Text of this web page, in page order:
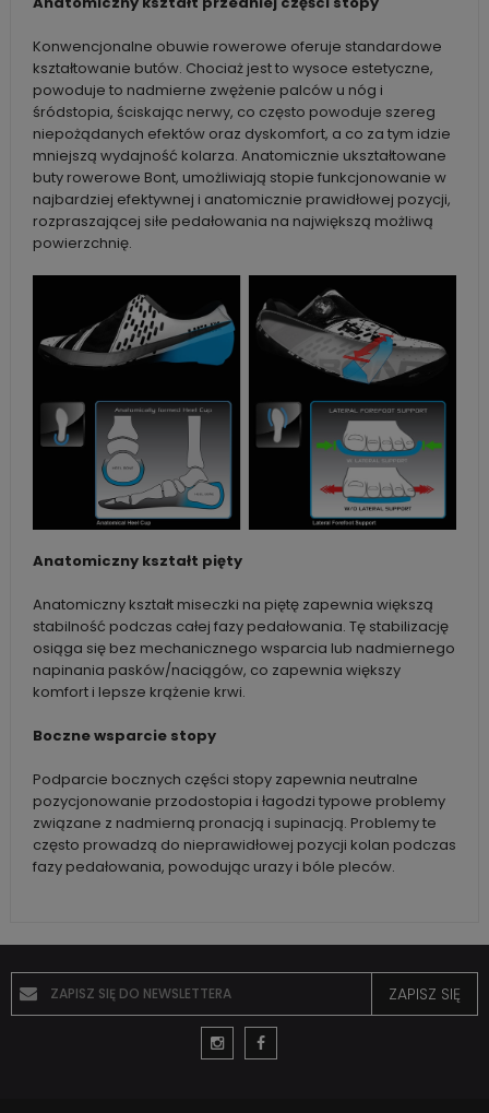
Konwencjonalne obuwie rowerowe oferuje standardowe
kształtowanie butów. Chociaż jest to wysoce estetyczne,
powoduje to nadmierne zwężenie palców u nóg i
śródstopia, ściskając nerwy, co często powoduje szereg
niepożądanych efektów oraz dyskomfort, a co za tym idzie
mniejszą wydajność kolarza. Anatomicznie ukształtowane
buty rowerowe Bont, umożliwiają stopie funkcjonowanie w
najbardziej efektywnej i anatomicznie prawidłowej pozycji,
rozpraszającej siłe pedałowania na największą możliwą
powierzchnię.
Anatomiczny kształt pięty
Anatomiczny kształt miseczki na piętę zapewnia większą
stabilność podczas całej fazy pedałowania. Tę stabilizację
osiąga się bez mechanicznego wsparcia lub nadmiernego
napinania pasków/naciągów, co zapewnia większy
komfort i lepsze krążenie krwi.
Boczne wsparcie stopy
Podparcie bocznych części stopy zapewnia neutralne
pozycjonowanie przodostopia i łagodzi typowe problemy
związane z nadmierną pronacją i supinacją. Problemy te
często prowadzą do nieprawidłowej pozycji kolan podczas
fazy pedałowania, powodując urazy i bóle pleców.
ZAPISZ SIĘ